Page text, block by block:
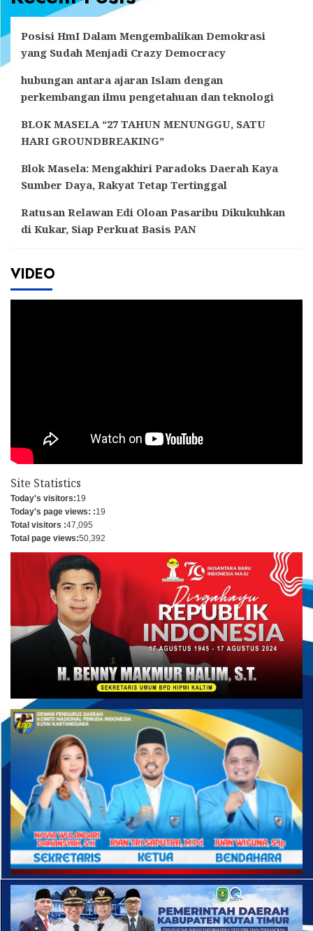
Posisi HmI Dalam Mengembalikan Demokrasi
yang Sudah Menjadi Crazy Democracy
hubungan antara ajaran Islam dengan
perkembangan ilmu pengetahuan dan teknologi
BLOK MASELA “27 TAHUN MENUNGGU, SATU
HARI GROUNDBREAKING”
Blok Masela: Mengakhiri Paradoks Daerah Kaya
Sumber Daya, Rakyat Tetap Tertinggal
Ratusan Relawan Edi Oloan Pasaribu Dikukuhkan
di Kukar, Siap Perkuat Basis PAN
VIDEO
Site Statistics
Today's visitors:19
Today's page views: :19
Total visitors :47,095
Total page views:50,392